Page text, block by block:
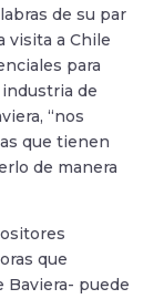
de su par
visita a Chile
para
de
“nos
que tienen
de manera
que
Baviera- puede